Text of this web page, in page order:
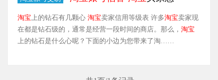
淘宝 上的钻石有几颗心 淘宝卖家信用等级表 许多淘宝卖家现
在都是钻石级的，通常是经营一段时间的商店。那么， 淘宝
上的钻石是什么心呢？下面的小边为您带来了淘……